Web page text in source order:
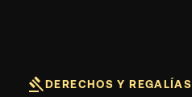
gavelDERECHOS Y REGALÍAS